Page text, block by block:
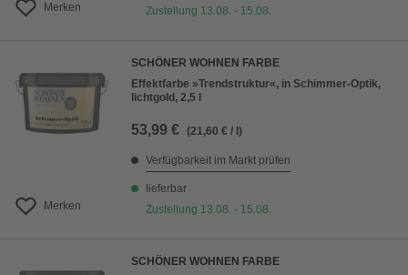
Merken
Zustellung 13.08. - 15.08.
Merken
SCHÖNER WOHNEN FARBE
Effektfarbe »Trendstruktur«, in Schimmer-Optik,
lichtgold, 2,5 l
53,99 € (21,60 € / l)
Verfügbarkeit im Markt prüfen
lieferbar
Zustellung 13.08. - 15.08.
SCHÖNER WOHNEN FARBE